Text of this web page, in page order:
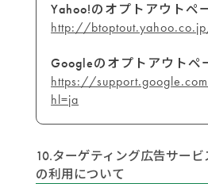
Yahoo!のオプトアウトペ
http://
Googleのオプトアウトペ
https://
hl=ja
10.ターゲティング広告サー
の利用について